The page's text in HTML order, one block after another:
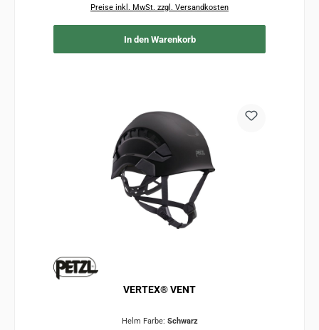
Preise inkl. MwSt. zzgl. Versandkosten
In den Warenkorb
VERTEX® VENT
Helm Farbe: Schwarz